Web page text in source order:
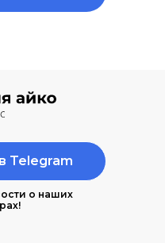
о наших
Telegram